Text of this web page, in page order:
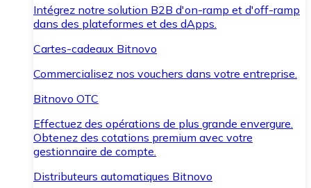
Intégrez notre solution B2B d'on-ramp et d'off-ramp
dans des plateformes et des dApps.
Cartes-cadeaux Bitnovo
Commercialisez nos vouchers dans votre entreprise.
Bitnovo OTC
Effectuez des opérations de plus grande envergure.
Obtenez des cotations premium avec votre
gestionnaire de compte.
Distributeurs automatiques Bitnovo